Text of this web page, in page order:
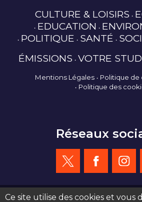
CULTURE & LOISIRS
EDUCATION
POLITIQUE SANTÉ
ÉMISSIONS VOTRE
Mentions Légales
Politique
Politique des
Réseaux
Ce site utilise des cookies et vous